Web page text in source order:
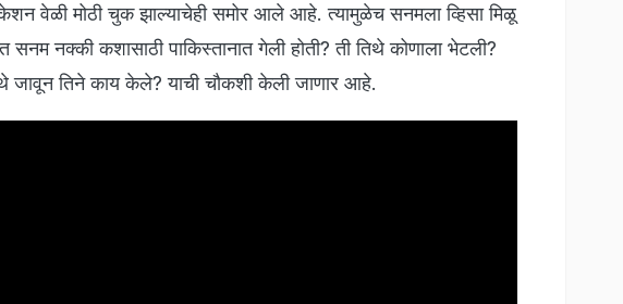
वेळी मोठी चुक झाल्याचेही समोर आले आहे. त्यामुळेच सनमला व्हिसा मिळू
नक्की कशासाठी पाकिस्तानात गेली होती? ती तिथे कोणाला भेटली?
जावून तिने काय केले? याची चौकशी केली जाणार आहे.